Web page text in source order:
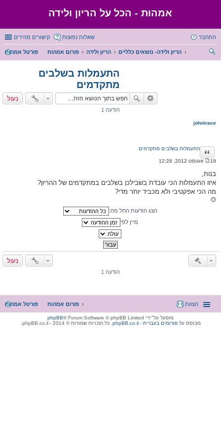
אמהוּת - הכל על הריון ולידה
קישורים מהירים שאלות נפוצות התחבר
פורטל אמהות פורום אמהות הריון ולידה
הריון ולידה- נושאים כלליים
התעמלות בשלבים
מתקדמים
נעול
הודעה 1
johnirace
התעמלות בשלבים מתקדמים ציטוט
ו
ד
ע
ה
19 אוגוסט 2012, 12:28
בנות,
איזו התעמלות הכי עובדת בשבילכן בשלבים במתקדמים של ההריון?
מה הכי אפקטיבי ולא מכביד יותר מדי?
הצג הודעות החל מה:
מיין לפי
נעול
הודעה 1
פורטל אמהות פורום אמהות הצוות
מופעל על־ידי phpBB® Forum Software © phpBB Limited
מבוסס עלphpBB.co.il - פורומים בעברית . כל הזכויות שמורות © 2014 - phpBB.co.il.